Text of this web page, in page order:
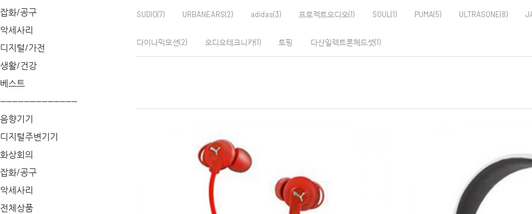
잡화/공구
악세사리
디지털/가전
생활/건강
베스트
--------------------------
음향기기
디지털주변기기
화상회의
잡화/공구
악세사리
전체상품
SUDIO(7) URBANEARS(2) adidas(3) 프로젝트오디오(1) SOUL(1) PUMA(5) ULTRASONE(8)
다이나믹모션(2) 오디오테크니카(1) 토핑 다산일렉트론헤드셋(1)